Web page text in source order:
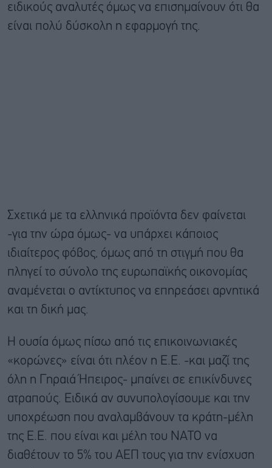
ειδικούς αναλυτές όμως να επισημαίνουν ότι θα
είναι πολύ δύσκολη η εφαρμογή της.
Σχετικά με τα ελληνικά προϊόντα δεν φαίνεται
-για την ώρα όμως- να υπάρχει κάποιος
ιδιαίτερος φόβος, όμως από τη στιγμή που θα
πληγεί το σύνολο της ευρωπαϊκής οικονομίας
αναμένεται ο αντίκτυπος να επηρεάσει αρνητικά
και τη δική μας.
Η ουσία όμως πίσω από τις επικοινωνιακές
«κορώνες» είναι ότι πλέον η Ε.Ε. -και μαζί της
όλη η Γηραιά Ήπειρος- μπαίνει σε επικίνδυνες
ατραπούς. Ειδικά αν συνυπολογίσουμε και την
υποχρέωση που αναλαμβάνουν τα κράτη-μέλη
της Ε.Ε. που είναι και μέλη του ΝΑΤΟ να
διαθέτουν το 5% του ΑΕΠ τους για την ενίσχυση